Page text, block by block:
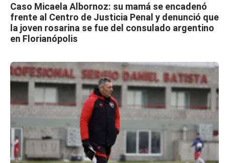
Caso Micaela Albornoz: su mamá se encadenó
frente al Centro de Justicia Penal y denunció que
la joven rosarina se fue del consulado argentino
en Florianópolis